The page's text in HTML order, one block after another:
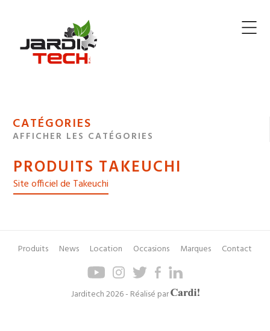
Jarditech
MENU
DE
DES
CATÉGORIES
AFFICHER LES CATÉGORIES
PRODUITS TAKEUCHI
Site officiel de Takeuchi
Pied
Menu
navigation
Produits News Location Occasions Marques Contact
Jarditech 2026 - Réalisé par
Axel